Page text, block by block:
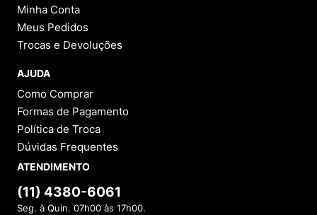
Minha Conta
Meus Pedidos
Trocas e Devoluções
AJUDA
Como Comprar
Formas de Pagamento
Política de Troca
Dúvidas Frequentes
ATENDIMENTO
(11) 4380-6061
Seg. à Quin. 07h00 às 17h00.